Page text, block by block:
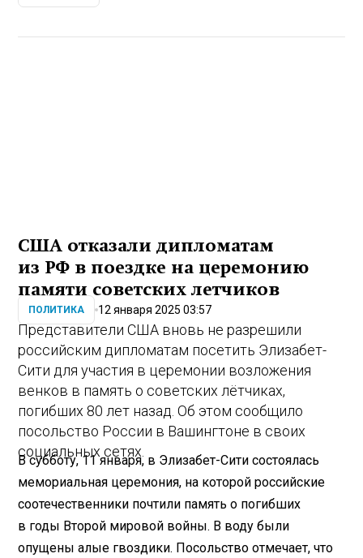
США отказали дипломатам
из РФ в поездке на церемонию
памяти советских летчиков
ПОЛИТИКА 12 января 2025 03:57
Представители США вновь не разрешили
российским дипломатам посетить Элизабет-
Сити для участия в церемонии возложения
венков в память о советских лётчиках,
погибших 80 лет назад. Об этом сообщило
посольство России в Вашингтоне в своих
социальных сетях.
В субботу, 11 января, в Элизабет-Сити состоялась
мемориальная церемония, на которой российские
соотечественники почтили память о погибших
в годы Второй мировой войны. В воду были
опущены алые гвоздики. Посольство отмечает, что